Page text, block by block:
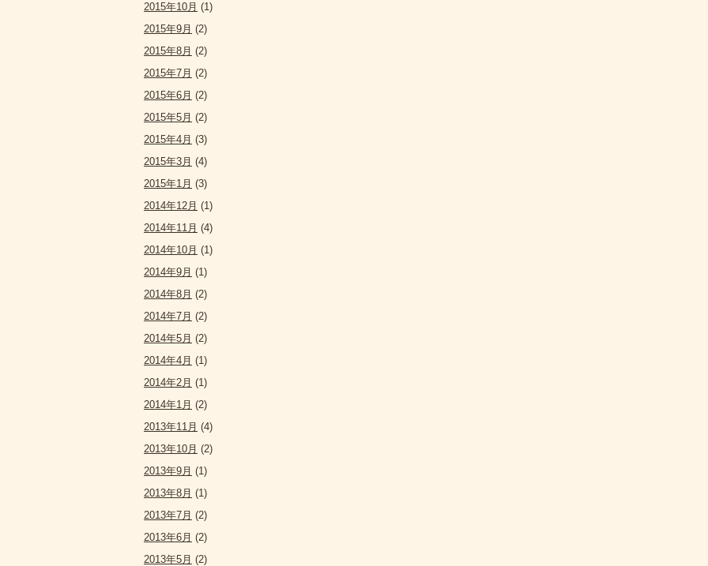
2015年10月 (1)
2015年9月 (2)
2015年8月 (2)
2015年7月 (2)
2015年6月 (2)
2015年5月 (2)
2015年4月 (3)
2015年3月 (4)
2015年1月 (3)
2014年12月 (1)
2014年11月 (4)
2014年10月 (1)
2014年9月 (1)
2014年8月 (2)
2014年7月 (2)
2014年5月 (2)
2014年4月 (1)
2014年2月 (1)
2014年1月 (2)
2013年11月 (4)
2013年10月 (2)
2013年9月 (1)
2013年8月 (1)
2013年7月 (2)
2013年6月 (2)
2013年5月 (2)